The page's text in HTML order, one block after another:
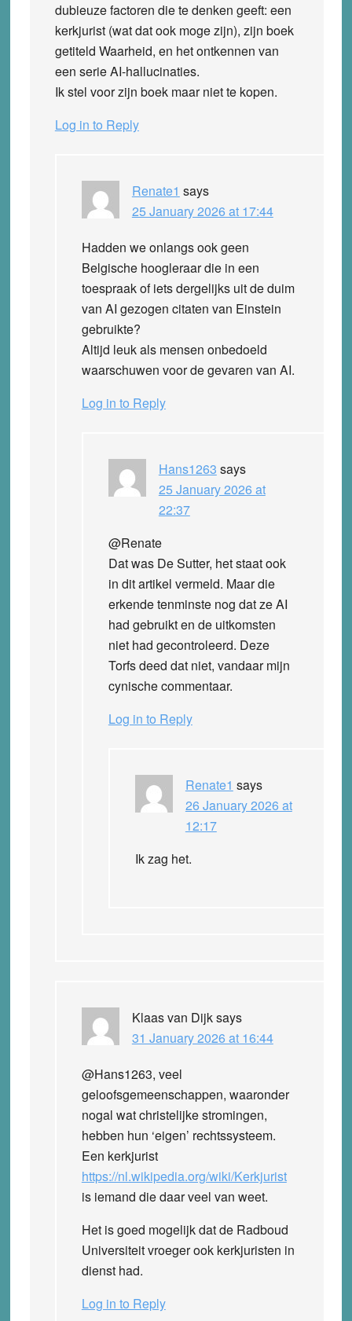
dubieuze factoren die te denken geeft: een
kerkjurist (wat dat ook moge zijn), zijn boek
getiteld Waarheid, en het ontkennen van
een serie AI-hallucinaties.
Ik stel voor zijn boek maar niet te kopen.
Log in to Reply
Renate1 says
25 January 2026 at 17:44
Hadden we onlangs ook geen
Belgische hoogleraar die in een
toespraak of iets dergelijks uit de duim
van AI gezogen citaten van Einstein
gebruikte?
Altijd leuk als mensen onbedoeld
waarschuwen voor de gevaren van AI.
Log in to Reply
Hans1263 says
25 January 2026 at
22:37
@Renate
Dat was De Sutter, het staat ook
in dit artikel vermeld. Maar die
erkende tenminste nog dat ze AI
had gebruikt en de uitkomsten
niet had gecontroleerd. Deze
Torfs deed dat niet, vandaar mijn
cynische commentaar.
Log in to Reply
Renate1 says
26 January 2026 at
12:17
Ik zag het.
Klaas van Dijksays
31 January 2026 at 16:44
@Hans1263, veel
geloofsgemeenschappen, waaronder
nogal wat christelijke stromingen,
hebben hun ‘eigen’ rechtssysteem.
Een kerkjurist
https://nl.wikipedia.org/wiki/Kerkjurist
is iemand die daar veel van weet.
Het is goed mogelijk dat de Radboud
Universiteit vroeger ook kerkjuristen in
dienst had.
Log in to Reply